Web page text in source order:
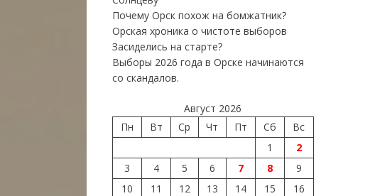
Почему Орск похож на бомжатник?
Орская хроника о чистоте выборов
Засиделись на старте?
Выборы 2026 года в Орске начинаются
со скандалов.
Август 2026
Пн
Вт Ср Чт Пт Сб
Вс
1
2
3
4 5 6 7 8
9
10
11 12 13 14 15
16